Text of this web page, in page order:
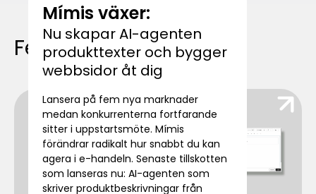
Featured
Mímis växer:
Nu skapar AI-agenten
produkttexter och bygger
webbsidor åt dig
Lansera på fem nya marknader
medan konkurrenterna fortfarande
sitter i uppstartsmöte. Mímis
förändrar radikalt hur snabbt du kan
agera i e-handeln. Senaste tillskotten
som lanseras nu: AI-agenten som
skriver produktbeskrivningar från